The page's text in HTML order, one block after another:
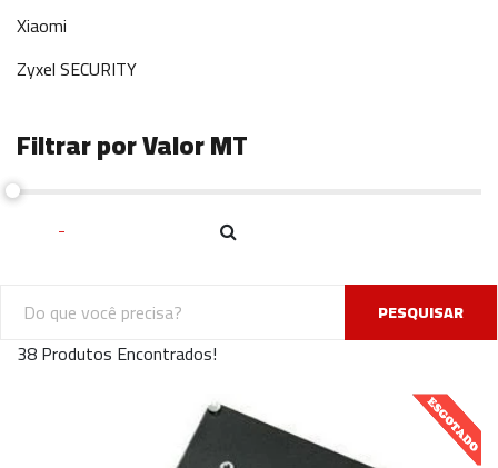
Xiaomi
Zyxel SECURITY
Filtrar por Valor MT
PESQUISAR
38 Produtos Encontrados!